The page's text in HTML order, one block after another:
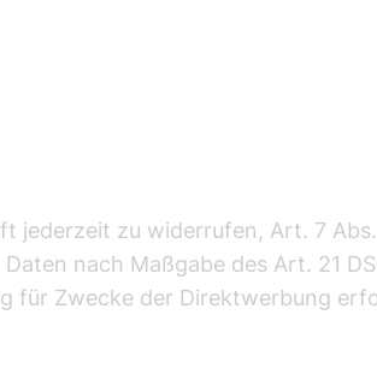
jederzeit zu widerrufen, Art. 7 Abs.
nach Maßgabe des Art. 21
für Zwecke der Direktwerbung